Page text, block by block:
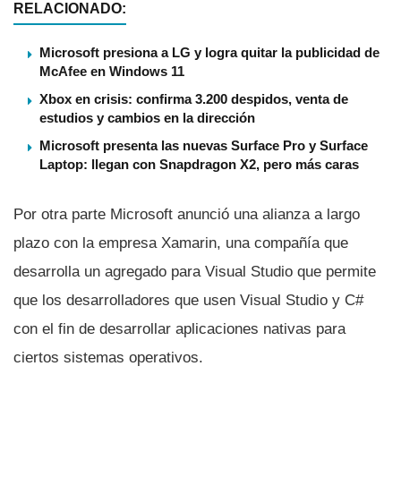
RELACIONADO:
Microsoft presiona a LG y logra quitar la publicidad de
McAfee en Windows 11
Xbox en crisis: confirma 3.200 despidos, venta de
estudios y cambios en la dirección
Microsoft presenta las nuevas Surface Pro y Surface
Laptop: llegan con Snapdragon X2, pero más caras
Por otra parte Microsoft anunció una alianza a largo
plazo con la empresa Xamarin, una compañí­a que
desarrolla un agregado para Visual Studio que permite
que los desarrolladores que usen Visual Studio y C#
con el fin de desarrollar aplicaciones nativas para
ciertos sistemas operativos.